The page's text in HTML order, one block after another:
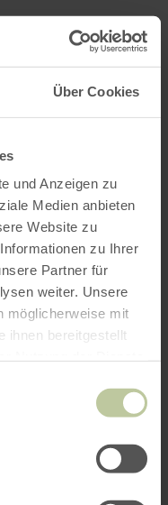
Über Cookies
und Anzeigen zu
Medien anbieten
Website zu
zu Ihrer
Partner für
weiter. Unsere
möglicherweise mit
ihnen bereitgestellt
de hoofdinhoud
de zoekfunctie
de hoofdnavigatie
de voettekst
ZOEKEN MENU
is door de
GmbH op het
is als enige